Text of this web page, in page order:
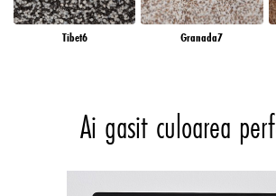
Tibet6 Granada7
Ai gasit culoarea